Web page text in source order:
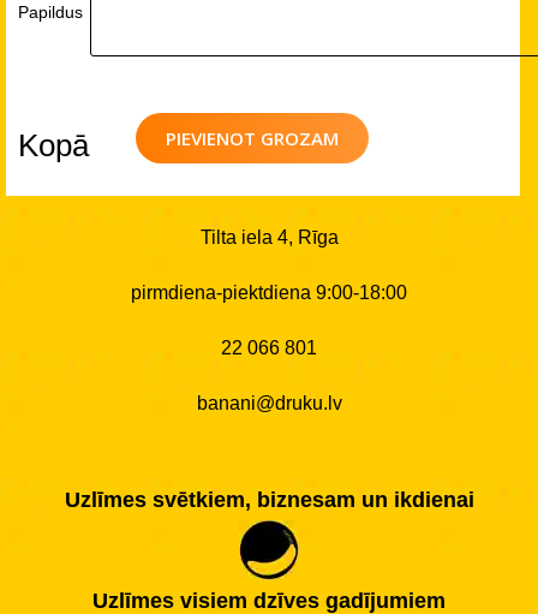
Papildus
PIEVIENOT GROZAM
Kopā
Tilta iela 4, Rīga
pirmdiena-piektdiena 9:00-18:00
22 066 801
banani@druku.lv
Uzlīmes svētkiem, biznesam un ikdienai
Uzlīmes visiem dzīves gadījumiem